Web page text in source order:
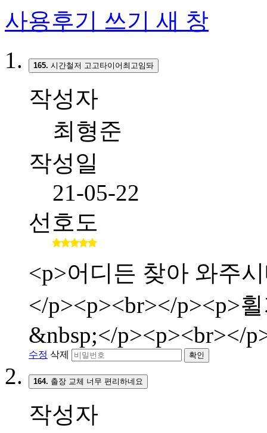
사용후기 쓰기 새 창
165. 시간철저 고고타이어최고임돠
작성자
최형준
작성일
21-05-22
선호도
<p>어디든 찾아 와주
</p><p><br></p><p>
&nbsp;</p><p><br></
수정 삭제 확인
164. 출장 교체 너무 편리하네요
작성자